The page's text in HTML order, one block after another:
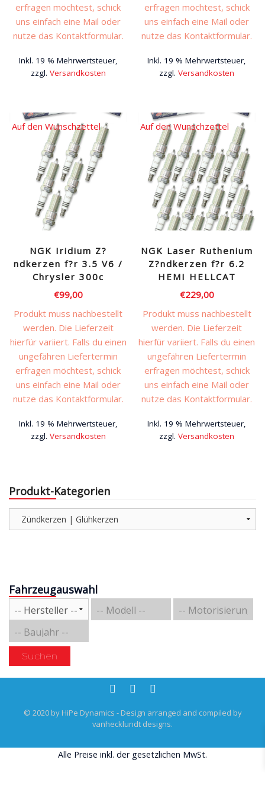
erfragen möchtest, schick
uns einfach eine Mail oder
nutze das Kontaktformular.
Inkl. 19 % Mehrwertsteuer,
zzgl. Versandkosten
erfragen möchtest, schick
uns einfach eine Mail oder
nutze das Kontaktformular.
Inkl. 19 % Mehrwertsteuer,
zzgl.Versandkosten
NGK Iridium Z?
ndkerzen f?r 3.5 V6 /
Chrysler 300c
€99,00
Produkt muss nachbestellt
werden. Die Lieferzeit
hierfür variiert. Falls du einen
ungefähren Liefertermin
erfragen möchtest, schick
uns einfach eine Mail oder
nutze das Kontaktformular.
Inkl. 19 % Mehrwertsteuer,
zzgl. Versandkosten
Auf den Wunschzettel
NGK Laser Ruthenium
Z?ndkerzen f?r 6.2
HEMI HELLCAT
€229,00
Produkt muss nachbestellt
werden. Die Lieferzeit
hierfür variiert. Falls du einen
ungefähren Liefertermin
erfragen möchtest, schick
uns einfach eine Mail oder
nutze das Kontaktformular.
Inkl. 19 % Mehrwertsteuer,
zzgl.Versandkosten
Auf den Wunschzettel
Produkt-Kategorien
Fahrzeugauswahl
Suchen
© 2020 by HiPe Dynamics - Design arranged and compiled by
vanhecklundt designs.
Alle Preise inkl. der gesetzlichen MwSt.